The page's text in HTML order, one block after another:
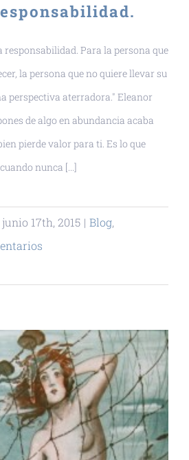
responsabilidad. Para la persona que
la persona que no quiere llevar su
perspectiva aterradora." Eleanor
de algo en abundancia acaba
pierde valor para ti. Es lo que
nunca [...]
junio 17th, 2015 | Blog,